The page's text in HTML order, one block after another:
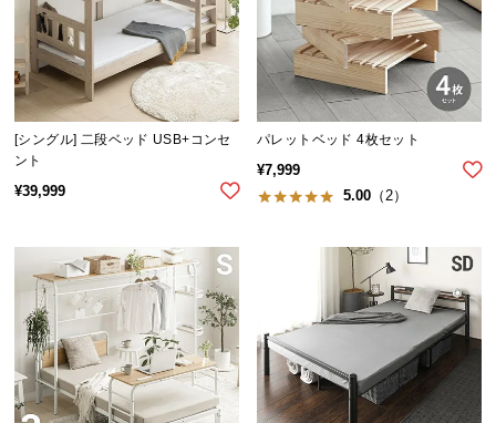
シ
ョ
ッ
ピ
ン
グ
お
支
払
い
に
[シングル] 二段ベッド USB+コンセ
ント
¥39,999
パレットベッド 4枚セット
¥7,999
5.00 （2）